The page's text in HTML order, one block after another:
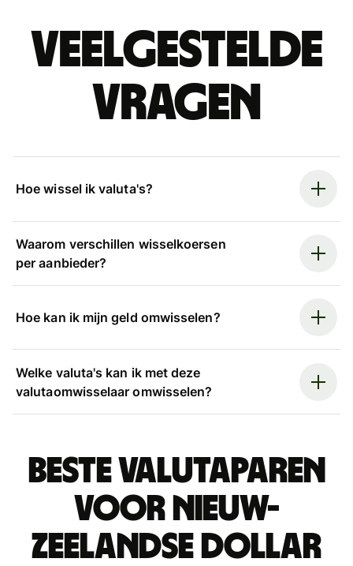
Veelgestelde
vragen
Hoe wissel ik valuta's?
Waarom verschillen wisselkoersen
per aanbieder?
Hoe kan ik mijn geld omwisselen?
Welke valuta's kan ik met deze
valutaomwisselaar omwisselen?
Beste valutaparen
voor Nieuw-
Zeelandse dollar